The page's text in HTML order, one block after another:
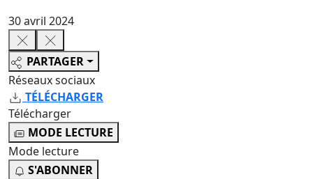
30 avril 2024
PARTAGER
Réseaux sociaux
TÉLÉCHARGER
Télécharger
MODE LECTURE
Mode lecture
S'ABONNER